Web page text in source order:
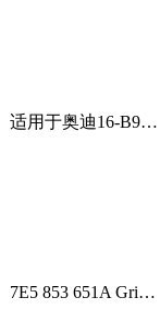
适用于奥迪16-B9车身汽车配件一站式供应品质可靠车身护板可定制 2套
7E5 853 651A Grille With Chrome For VW T5 T6 2009-2015 1个